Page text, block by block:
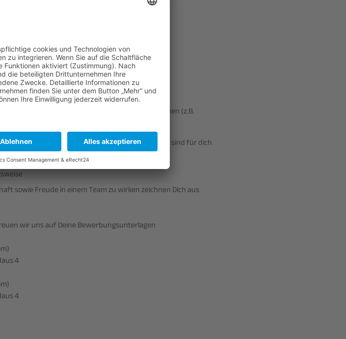
im privaten Bereich weltweit Deckung bietet
und hast Interesse an präzisen Fertigungsaufgaben (z.B.
für die Bedienung der erforderlichen Maschinen sind für dich
sowie Freude in einem Team zu wirken zeichnen Dich aus
wir uns auf Deine Bewerbungsunterlagen
)
4
)
4